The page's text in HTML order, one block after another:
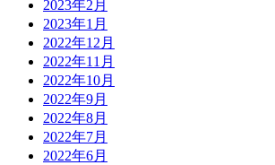
2023年2月
2023年1月
2022年12月
2022年11月
2022年10月
2022年9月
2022年8月
2022年7月
2022年6月